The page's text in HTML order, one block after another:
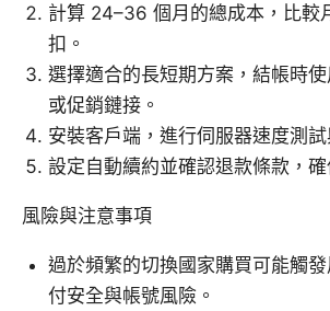
計算 24–36 個月的總成本，比較
扣。
選擇適合的長短期方案，結帳時
或促銷鏈接。
安裝客戶端，進行伺服器速度測試
設定自動續約並確認退款條款，確
風險與注意事項
過於頻繁的切換國家購買可能觸
付安全與帳號風險。